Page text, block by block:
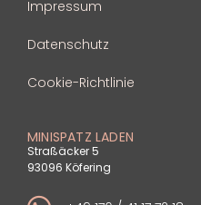
Impressum
Datenschutz
Cookie-Richtlinie
MINISPATZ LADEN
Straßäcker 5
93096 Köfering